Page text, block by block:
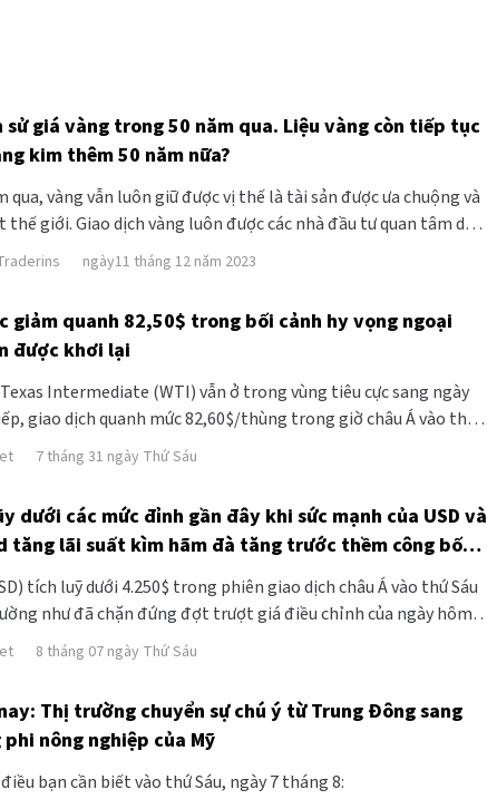
sử giá vàng trong 50 năm qua. Liệu vàng còn tiếp tục
kim thêm 50 năm nữa?
qua, vàng vẫn luôn giữ được vị thế là tài sản được ưa chuộng và
thế giới. Giao dịch vàng luôn được các nhà đầu tư quan tâm do
khoản cao và tầm ảnh hưởng lớn đến toàn bộ thị trường tài
sử giá vàng như thế nào và cách đầu tư vàng ra sao? Chúng ta sẽ
ngày11 tháng 12 năm 2023
giảm quanh 82,50$ trong bối cảnh hy vọng ngoại
được khơi lại
Intermediate (WTI) vẫn ở trong vùng tiêu cực sang ngày
giao dịch quanh mức 82,60$/thùng trong giờ châu Á vào thứ
đã mất đà sau khi hy vọng về một giải pháp ngoại giao cho
Mỹ-Iran được khơi lại.
7 tháng 31 ngày Thứ Sáu
dưới các mức đỉnh gần đây khi sức mạnh của USD và
tăng lãi suất kìm hãm đà tăng trước thềm công bố
nông nghiệp (NFP) của Mỹ
tích luỹ dưới 4.250$ trong phiên giao dịch châu Á vào thứ Sáu
như đã chặn đứng đợt trượt giá điều chỉnh của ngày hôm
nhất kể từ ngày 18 tháng 6.
8 tháng 07 ngày Thứ Sáu
Thị trường chuyển sự chú ý từ Trung Đông sang
nông nghiệp của Mỹ
bạn cần biết vào thứ Sáu, ngày 7 tháng 8: